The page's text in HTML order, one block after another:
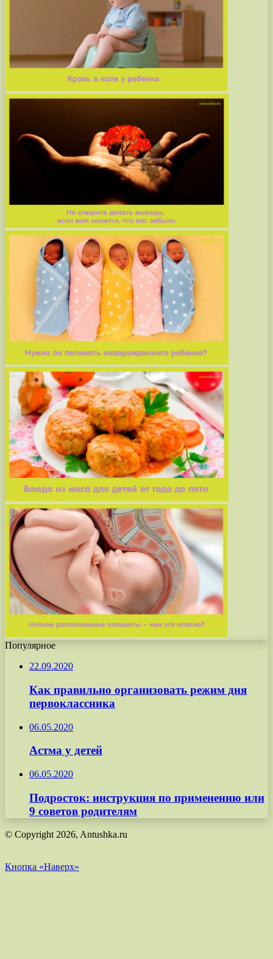
Популярное
22.09.2020
Как правильно организовать режим дня
первоклассника
06.05.2020
Астма у детей
06.05.2020
Подросток: инструкция по применению или
9 советов родителям
© Copyright 2026, Antushka.ru
Кнопка «Наверх»